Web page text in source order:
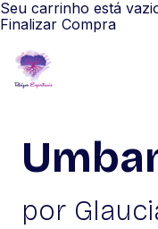
Seu carrinho está
Finalizar Compra
por